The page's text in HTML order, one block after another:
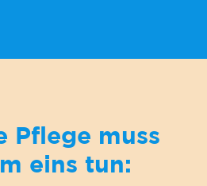
Pflege muss
eins tun: